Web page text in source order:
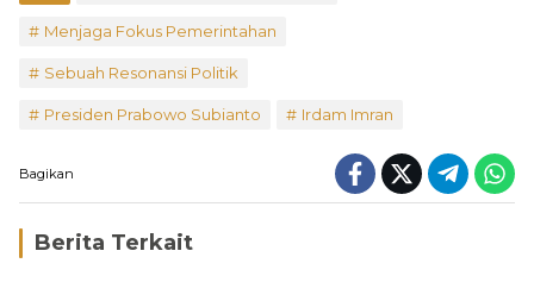
Menjaga Fokus Pemerintahan
Sebuah Resonansi Politik
Presiden Prabowo Subianto Irdam Imran
Bagikan
Berita Terkait